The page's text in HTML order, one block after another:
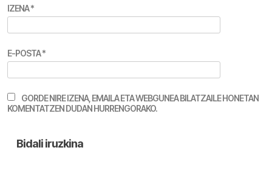
IZENA*
E-POSTA*
GORDE NIRE IZENA, EMAILA ETA WEBGUNEA BILATZAILE HONETAN
KOMENTATZEN DUDAN HURRENGORAKO.